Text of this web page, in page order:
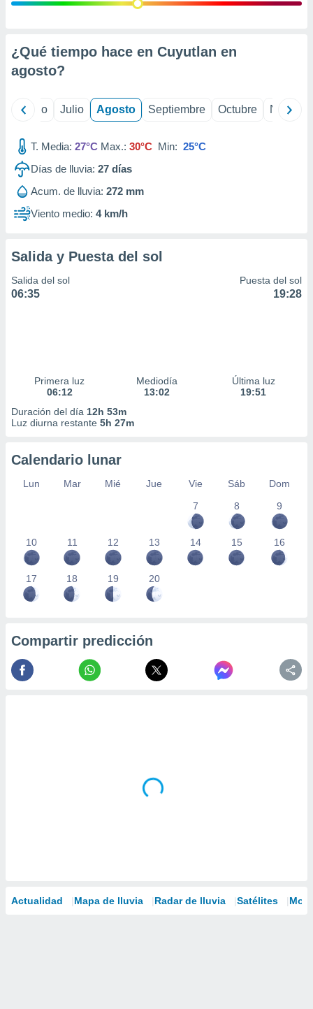
e
mediante
publicidad
de
1199
¿Qué tiempo hace en Cuyutlan en
agosto?
Junio Julio Agosto Septiembre Octubre
T. Media: 27°C Max.: 30°C Min: 25°C
Días de lluvia: 27 días
Acum. de lluvia: 272 mm
Viento medio: 4 km/h
Salida y Puesta del sol
Salida del sol
06:35
Puesta del sol
19:28
Primera luz
06:12
Mediodía
13:02
Última luz
19:51
Duración del día 12h 53m
Luz diurna restante 5h 27m
Calendario lunar
Lun Mar Mié Jue Vie Sáb
Dom
7
8 9
10 11 12 13 14 15 16
17 18 19 20
Compartir predicción
Actualidad Mapa de lluvia Radar de lluvia Satélites